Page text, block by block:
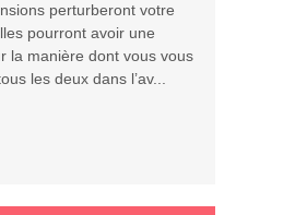
perturberont votre
pourront avoir une
la manière dont vous vous
les deux dans l’av...